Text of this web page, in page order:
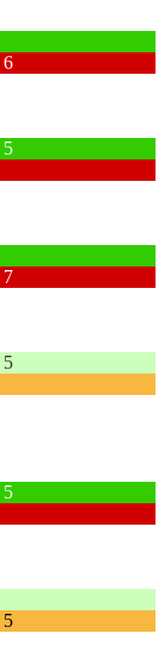
6
5
7
5
5
5